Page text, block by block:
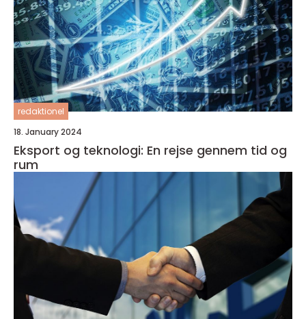
redaktionel
18. January 2024
Eksport og teknologi: En rejse gennem tid og
rum